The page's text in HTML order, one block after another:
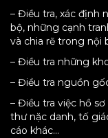
– Điều tra, xác định
bộ, những cạnh
và chia rẽ trong nội
– Điều tra những
– Điều tra nguồn
– Điều tra việc hồ
thư nặc danh, tố
cáo khác…